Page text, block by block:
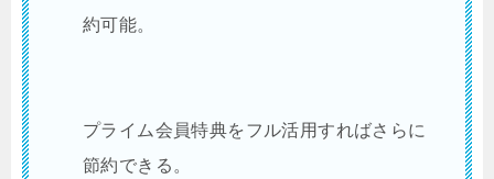
約可能。
プライム会員特典をフル活用すればさらに
節約できる。